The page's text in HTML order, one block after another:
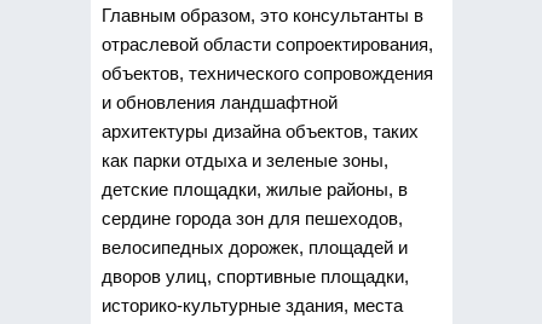
Главным образом, это консультанты в
отраслевой области сопроектирования,
объектов, технического сопровождения
и обновления ландшафтной
архитектуры дизайна объектов, таких
как парки отдыха и зеленые зоны,
детские площадки, жилые районы, в
сердине города зон для пешеходов,
велосипедных дорожек, площадей и
дворов улиц, спортивные площадки,
историко-культурные здания, места